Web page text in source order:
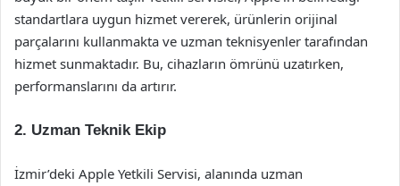
standartlara uygun hizmet vererek, ürünlerin orijinal
parçalarını kullanmakta ve uzman teknisyenler tarafından
hizmet sunmaktadır. Bu, cihazların ömrünü uzatırken,
performanslarını da artırır.
2. Uzman Teknik Ekip
İzmir’deki Apple Yetkili Servisi, alanında uzman